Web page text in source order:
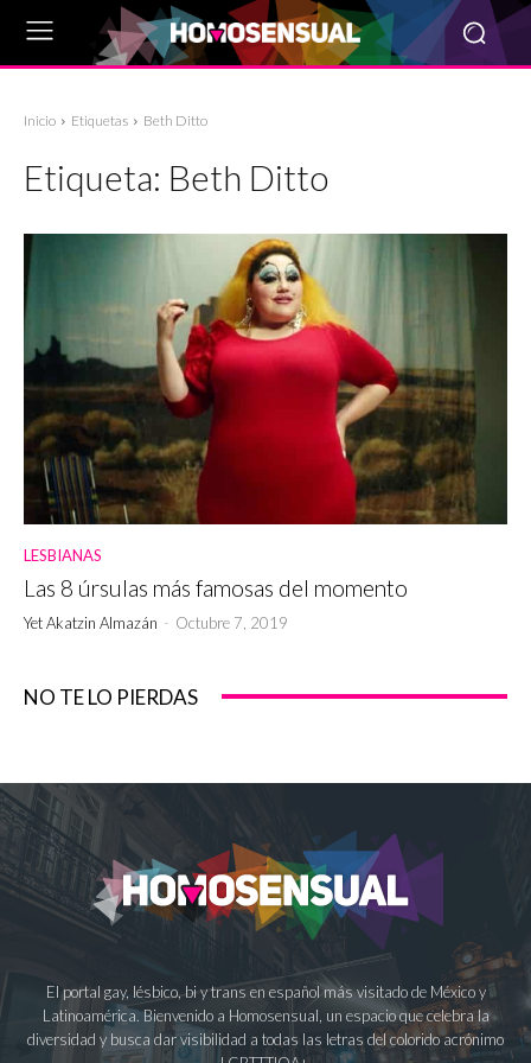
Inicio Etiquetas Beth Ditto
Etiqueta: Beth Ditto
LESBIANAS
Las 8 úrsulas más famosas del momento
Yet Akatzin Almazán - Octubre 7, 2019
NO TE LO PIERDAS
El portal gay, lésbico, bi y trans en español más visitado de México y
Latinoamérica. Bienvenido a Homosensual, un espacio que celebra la
diversidad y busca dar visibilidad a todas las letras del colorido acrónimo